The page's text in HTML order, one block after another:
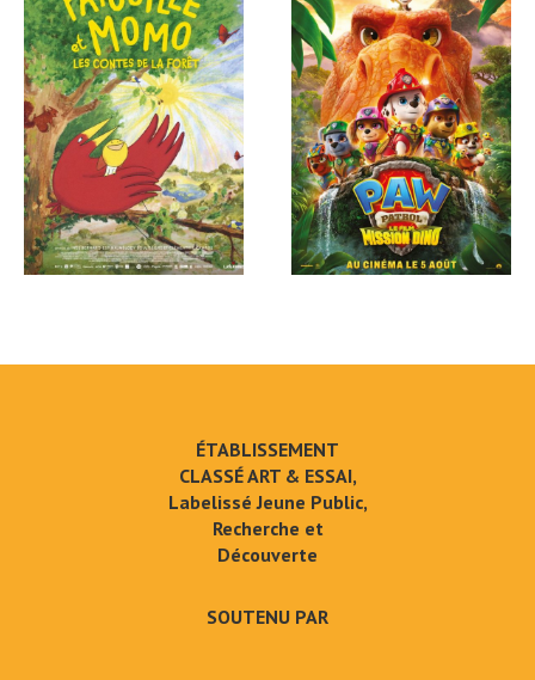
ÉTABLISSEMENT
CLASSÉ ART & ESSAI,
Labelissé Jeune Public,
Recherche et
Découverte
SOUTENU PAR